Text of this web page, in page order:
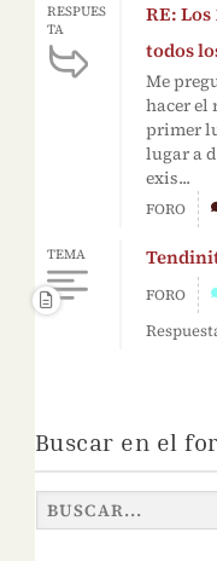
RESPUES
TA
RE:
todos
Me
hacer el
primer
lugar a
exis...
FORO
TEMA
FORO
Buscar en el